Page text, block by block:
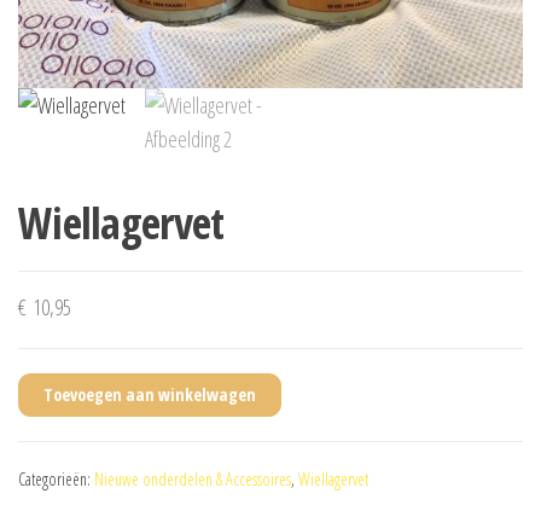
Wiellagervet
€ 10,95
Toevoegen aan winkelwagen
Categorieën: Nieuwe onderdelen & Accessoires, Wiellagervet